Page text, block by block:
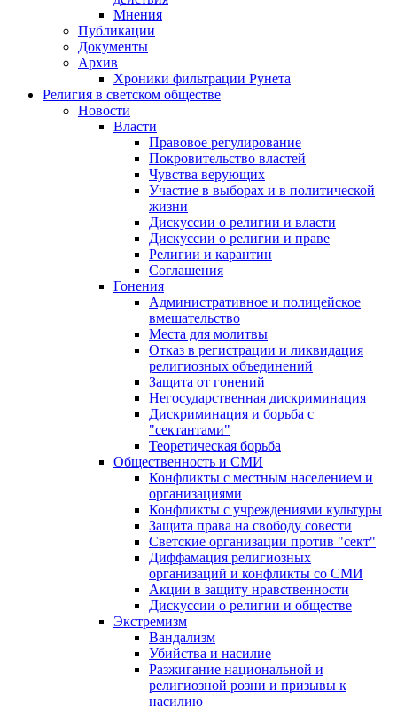
Мнения
Публикации
Документы
Архив
Хроники фильтрации Рунета
Религия в светском обществе
Новости
Власти
Правовое регулирование
Покровительство властей
Чувства верующих
Участие в выборах и в политической
жизни
Дискуссии о религии и власти
Дискуссии о религии и праве
Религии и карантин
Соглашения
Гонения
Административное и полицейское
вмешательство
Места для молитвы
Отказ в регистрации и ликвидация
религиозных объединений
Защита от гонений
Негосударственная дискриминация
Дискриминация и борьба с
"сектантами"
Теоретическая борьба
Общественность и СМИ
Конфликты с местным населением и
организациями
Конфликты с учреждениями культуры
Защита права на свободу совести
Светские организации против "сект"
Диффамация религиозных
организаций и конфликты со СМИ
Акции в защиту нравственности
Дискуссии о религии и обществе
Экстремизм
Вандализм
Убийства и насилие
Разжигание национальной и
религиозной розни и призывы к
насилию